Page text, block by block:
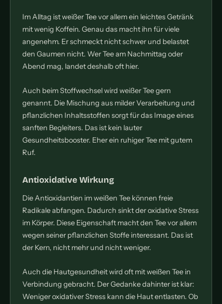
Im Alltag ist weißer Tee vor allem ein leichtes Getränk
mit wenig Koffein. Genau das macht ihn für viele
angenehm. Er schmeckt nicht schwer und belastet
den Gaumen nicht. Wer Tee am Nachmittag oder
Abend mag, landet deshalb oft hier.
Auch beim Stoffwechsel wird weißer Tee gern
genannt. Die Mischung aus milder Verarbeitung und
pflanzlichen Inhaltsstoffen sorgt für das Image eines
sanften Begleiters. Das ist kein lauter
Gesundheitsbooster. Eher ein ruhiger Tee mit gutem
Ruf.
Antioxidative Wirkung
Die Antioxidantien im weißen Tee können freie
Radikale abfangen. Dadurch sinkt der oxidative Stress
im Körper. Diese Eigenschaft macht den Tee vor allem
wegen seiner pflanzlichen Stoffe interessant. Das ist
der Kern, nicht mehr und nicht weniger.
Auch die Hautgesundheit wird oft mit weißen Tee in
Verbindung gebracht. Der Gedanke dahinter ist klar:
Weniger oxidativer Stress kann die Haut entlasten. Ob